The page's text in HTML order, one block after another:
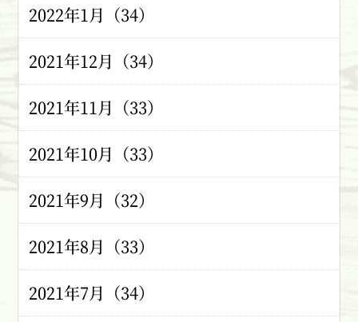
2022年1月（34）
2021年12月（34）
2021年11月（33）
2021年10月（33）
2021年9月（32）
2021年8月（33）
2021年7月（34）